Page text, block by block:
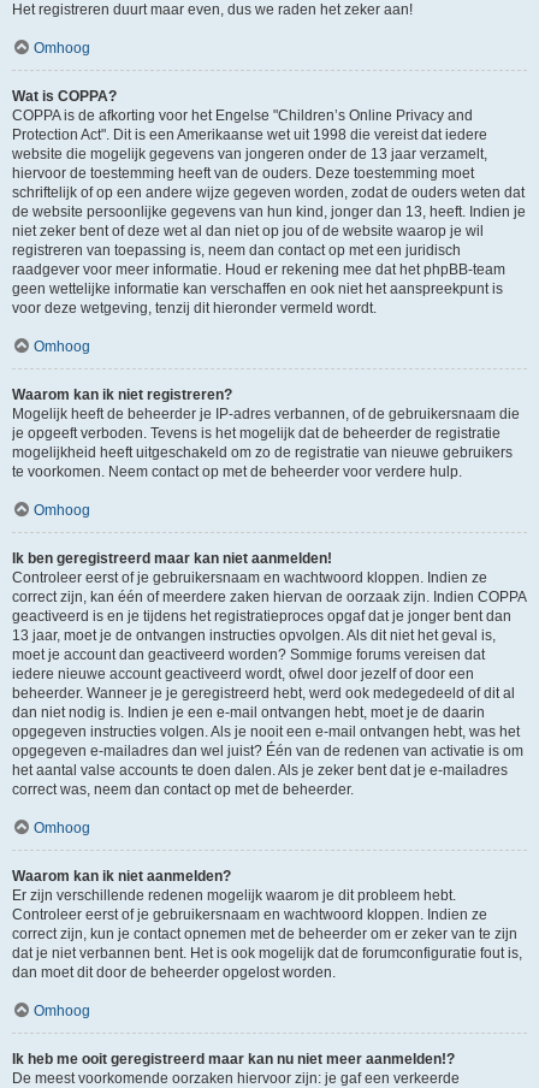
Het registreren duurt maar even, dus we raden het zeker aan!
Omhoog
Wat is COPPA?
COPPA is de afkorting voor het Engelse "Children’s Online Privacy and
Protection Act". Dit is een Amerikaanse wet uit 1998 die vereist dat iedere
website die mogelijk gegevens van jongeren onder de 13 jaar verzamelt,
hiervoor de toestemming heeft van de ouders. Deze toestemming moet
schriftelijk of op een andere wijze gegeven worden, zodat de ouders weten dat
de website persoonlijke gegevens van hun kind, jonger dan 13, heeft. Indien je
niet zeker bent of deze wet al dan niet op jou of de website waarop je wil
registreren van toepassing is, neem dan contact op met een juridisch
raadgever voor meer informatie. Houd er rekening mee dat het phpBB-team
geen wettelijke informatie kan verschaffen en ook niet het aanspreekpunt is
voor deze wetgeving, tenzij dit hieronder vermeld wordt.
Omhoog
Waarom kan ik niet registreren?
Mogelijk heeft de beheerder je IP-adres verbannen, of de gebruikersnaam die
je opgeeft verboden. Tevens is het mogelijk dat de beheerder de registratie
mogelijkheid heeft uitgeschakeld om zo de registratie van nieuwe gebruikers
te voorkomen. Neem contact op met de beheerder voor verdere hulp.
Omhoog
Ik ben geregistreerd maar kan niet aanmelden!
Controleer eerst of je gebruikersnaam en wachtwoord kloppen. Indien ze
correct zijn, kan één of meerdere zaken hiervan de oorzaak zijn. Indien COPPA
geactiveerd is en je tijdens het registratieproces opgaf dat je jonger bent dan
13 jaar, moet je de ontvangen instructies opvolgen. Als dit niet het geval is,
moet je account dan geactiveerd worden? Sommige forums vereisen dat
iedere nieuwe account geactiveerd wordt, ofwel door jezelf of door een
beheerder. Wanneer je je geregistreerd hebt, werd ook medegedeeld of dit al
dan niet nodig is. Indien je een e-mail ontvangen hebt, moet je de daarin
opgegeven instructies volgen. Als je nooit een e-mail ontvangen hebt, was het
opgegeven e-mailadres dan wel juist? Één van de redenen van activatie is om
het aantal valse accounts te doen dalen. Als je zeker bent dat je e-mailadres
correct was, neem dan contact op met de beheerder.
Omhoog
Waarom kan ik niet aanmelden?
Er zijn verschillende redenen mogelijk waarom je dit probleem hebt.
Controleer eerst of je gebruikersnaam en wachtwoord kloppen. Indien ze
correct zijn, kun je contact opnemen met de beheerder om er zeker van te zijn
dat je niet verbannen bent. Het is ook mogelijk dat de forumconfiguratie fout is,
dan moet dit door de beheerder opgelost worden.
Omhoog
Ik heb me ooit geregistreerd maar kan nu niet meer aanmelden!?
De meest voorkomende oorzaken hiervoor zijn: je gaf een verkeerde